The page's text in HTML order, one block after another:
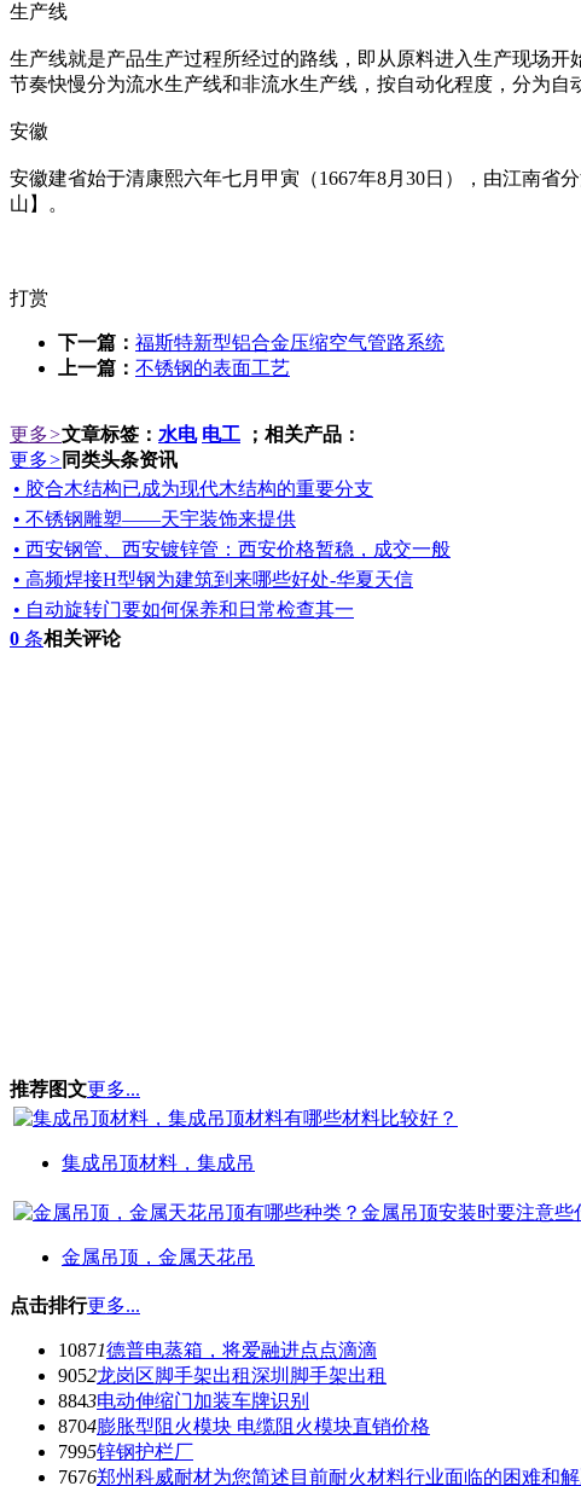
生产线
生产线就是产品生产过程所经过的路线，即从原料进入生产现场
节奏快慢分为流水生产线和非流水生产线，按自动化程度，分为自
安徽
安徽建省始于清康熙六年七月甲寅（1667年8月30日），由江南省
山】。
打赏
下一篇： 福斯特新型铝合金压缩空气管路系统
上一篇： 不锈钢的表面工艺
更多>文章标签： 水电 电工 ；相关产品：
更多> 同类头条资讯
• 胶合木结构已成为现代木结构的重要分支
• 不锈钢雕塑——天宇装饰来提供
• 西安钢管、西安镀锌管：西安价格暂稳，成交一般
• 高频焊接H型钢为建筑到来哪些好处-华夏天信
• 自动旋转门要如何保养和日常检查其一
0 条相关评论
推荐图文更多...
集成吊顶材料，集成吊
金属吊顶，金属天花吊
点击排行更多...
10871德普电蒸箱，将爱融进点点滴滴
9052龙岗区脚手架出租深圳脚手架出租
8843电动伸缩门加装车牌识别
8704膨胀型阻火模块 电缆阻火模块直销价格
7995锌钢护栏厂
7676郑州科威耐材为您简述目前耐火材料行业面临的困难和